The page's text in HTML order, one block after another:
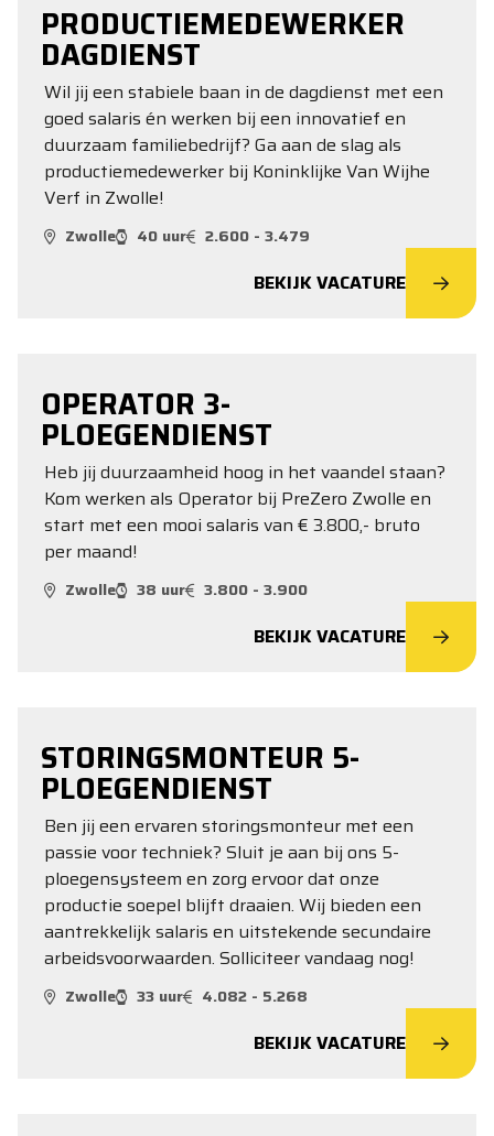
PRODUCTIEMEDEWERKER
DAGDIENST
Wil jij een stabiele baan in de dagdienst met een
goed salaris én werken bij een innovatief en
duurzaam familiebedrijf? Ga aan de slag als
productiemedewerker bij Koninklijke Van Wijhe
Verf in Zwolle!
Zwolle 40 uur 2.600 - 3.479
BEKIJK VACATURE
OPERATOR 3-
PLOEGENDIENST
Heb jij duurzaamheid hoog in het vaandel staan?
Kom werken als Operator bij PreZero Zwolle en
start met een mooi salaris van € 3.800,- bruto
per maand!
Zwolle 38 uur 3.800 - 3.900
BEKIJK VACATURE
STORINGSMONTEUR 5-
PLOEGENDIENST
Ben jij een ervaren storingsmonteur met een
passie voor techniek? Sluit je aan bij ons 5-
ploegensysteem en zorg ervoor dat onze
productie soepel blijft draaien. Wij bieden een
aantrekkelijk salaris en uitstekende secundaire
arbeidsvoorwaarden. Solliciteer vandaag nog!
Zwolle 33 uur 4.082 - 5.268
BEKIJK VACATURE